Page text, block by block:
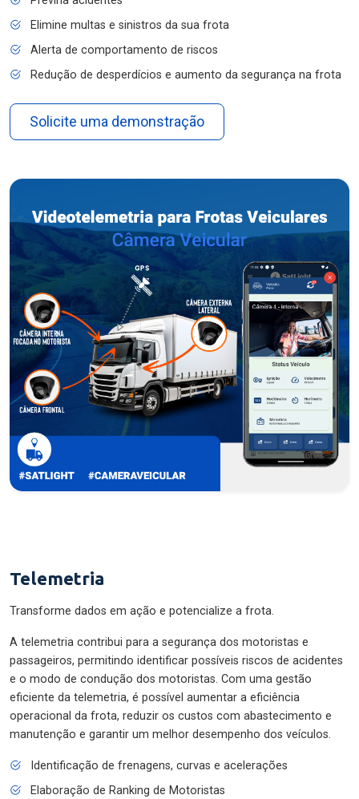
Elimine multas e sinistros da sua frota
Alerta de comportamento de riscos
Redução de desperdícios e aumento da segurança na frota
Solicite uma demonstração
Telemetria
Transforme dados em ação e potencialize a frota.
A telemetria contribui para a segurança dos motoristas e
passageiros, permitindo identificar possíveis riscos de acidentes
e o modo de condução dos motoristas. Com uma gestão
eficiente da telemetria, é possível aumentar a eficiência
operacional da frota, reduzir os custos com abastecimento e
manutenção e garantir um melhor desempenho dos veículos.
Identificação de frenagens, curvas e acelerações
Elaboração de Ranking de Motoristas